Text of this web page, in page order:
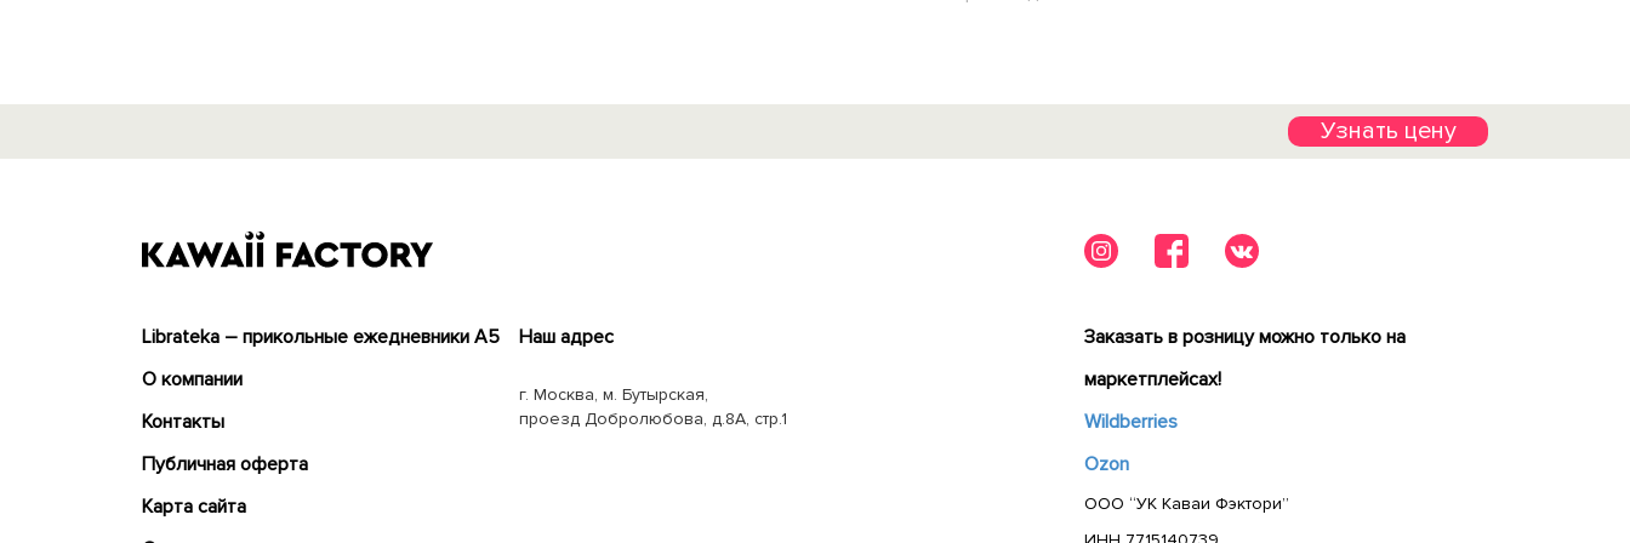
Узнать цену
Librateka – прикольные ежедневники А5
О компании
Контакты
Публичная оферта
Карта сайта
Наш адрес
г. Москва, м. Бутырская,
проезд Добролюбова, д.8А, стр.1
Заказать в розницу можно только на
маркетплейсах!
Wildberries
Ozon
ООО “УК Каваи Фэктори”